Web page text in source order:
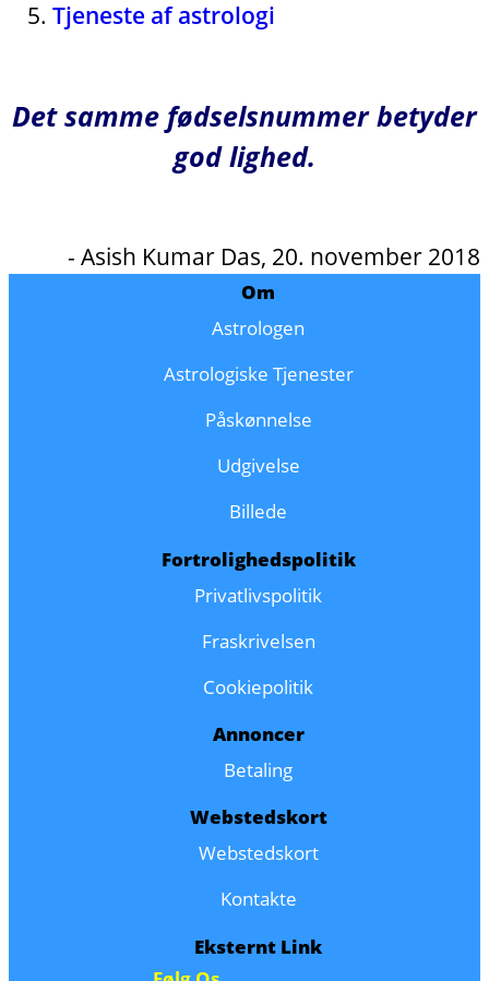
Tjeneste af astrologi
Det samme fødselsnummer betyder
god lighed.
- Asish Kumar Das, 20. november 2018
Om
Astrologen
Astrologiske Tjenester
Påskønnelse
Udgivelse
Billede
Fortrolighedspolitik
Privatlivspolitik
Fraskrivelsen
Cookiepolitik
Annoncer
Betaling
Webstedskort
Webstedskort
Kontakte
Eksternt Link